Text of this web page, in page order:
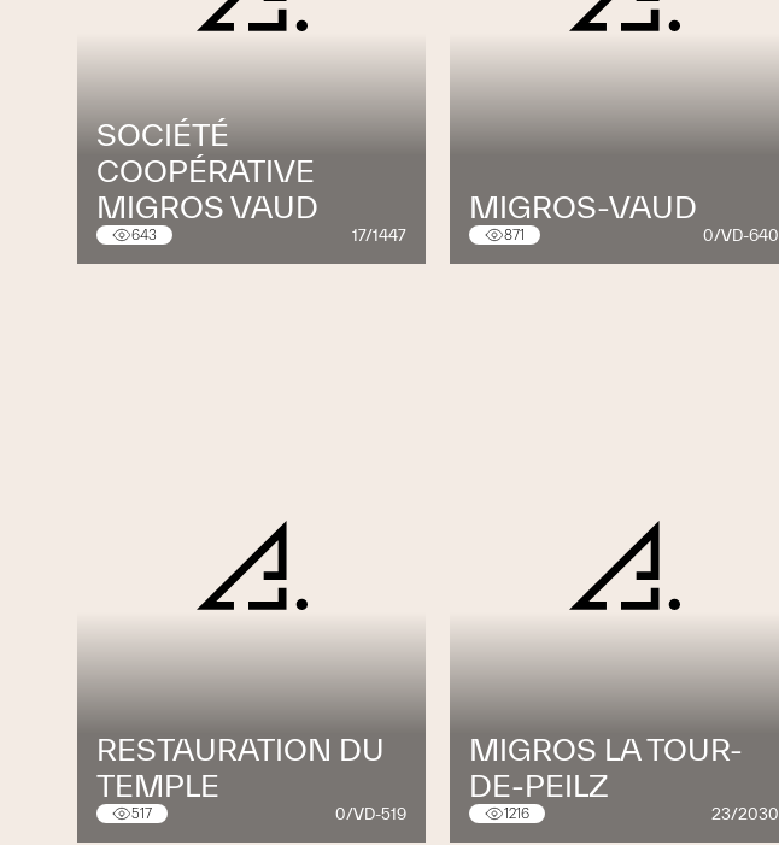
SOCIÉTÉ
COOPÉRATIVE
MIGROS VAUD
643 17/1447
MIGROS-VAUD
871 0/VD-640
RESTAURATION DU
TEMPLE
517 0/VD-519
MIGROS LA TOUR-
DE-PEILZ
1216 23/2030